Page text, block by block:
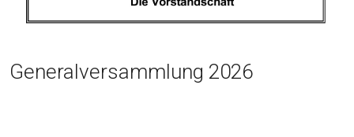
Generalversammlung 2026